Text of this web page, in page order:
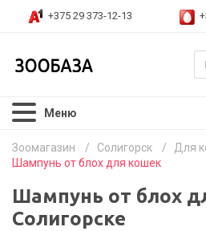
+375 29 373-12-13
Меню
Зоомагазин / Солигорск / Для
Шампунь от блох для кошек
Шампунь от блох
Солигорске